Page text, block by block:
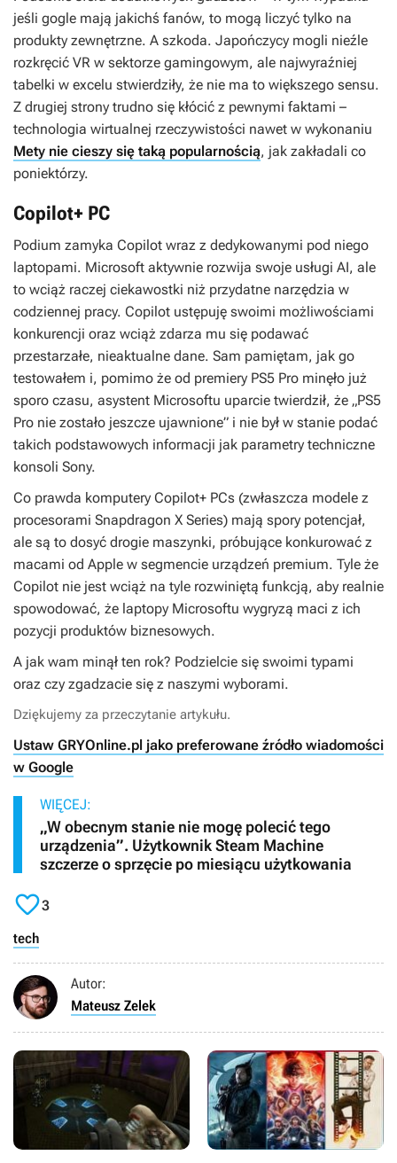
jeśli gogle mają jakichś fanów, to mogą liczyć tylko na
produkty zewnętrzne. A szkoda. Japończycy mogli nieźle
rozkręcić VR w sektorze gamingowym, ale najwyraźniej
tabelki w excelu stwierdziły, że nie ma to większego sensu.
Z drugiej strony trudno się kłócić z pewnymi faktami –
technologia wirtualnej rzeczywistości nawet w wykonaniu
Mety nie cieszy się taką popularnością, jak zakładali co
poniektórzy.
Copilot+ PC
Podium zamyka Copilot wraz z dedykowanymi pod niego
laptopami. Microsoft aktywnie rozwija swoje usługi AI, ale
to wciąż raczej ciekawostki niż przydatne narzędzia w
codziennej pracy. Copilot ustępuję swoimi możliwościami
konkurencji oraz wciąż zdarza mu się podawać
przestarzałe, nieaktualne dane. Sam pamiętam, jak go
testowałem i, pomimo że od premiery PS5 Pro minęło już
sporo czasu, asystent Microsoftu uparcie twierdził, że „PS5
Pro nie zostało jeszcze ujawnione” i nie był w stanie podać
takich podstawowych informacji jak parametry techniczne
konsoli Sony.
Co prawda komputery Copilot+ PCs (zwłaszcza modele z
procesorami Snapdragon X Series) mają spory potencjał,
ale są to dosyć drogie maszynki, próbujące konkurować z
macami od Apple w segmencie urządzeń premium. Tyle że
Copilot nie jest wciąż na tyle rozwiniętą funkcją, aby realnie
spowodować, że laptopy Microsoftu wygryzą maci z ich
pozycji produktów biznesowych.
A jak wam minął ten rok? Podzielcie się swoimi typami
oraz czy zgadzacie się z naszymi wyborami.
Dziękujemy za przeczytanie artykułu.
Ustaw GRYOnline.pl jako preferowane źródło wiadomości
w Google
WIĘCEJ:
„W obecnym stanie nie mogę polecić tego
urządzenia”. Użytkownik Steam Machine
szczerze o sprzęcie po miesiącu użytkowania
3
tech
Autor:
Mateusz Zelek